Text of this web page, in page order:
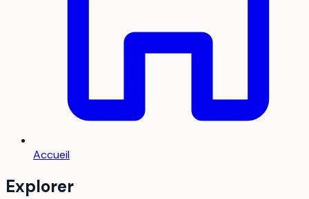
Accueil
Explorer